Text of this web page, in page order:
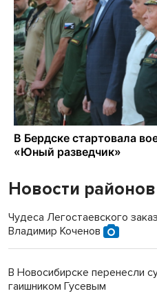
Новости районов
Чудеса Легостаевского
Владимир Коченов
В Новосибирске перенесли
гаишником Гусевым